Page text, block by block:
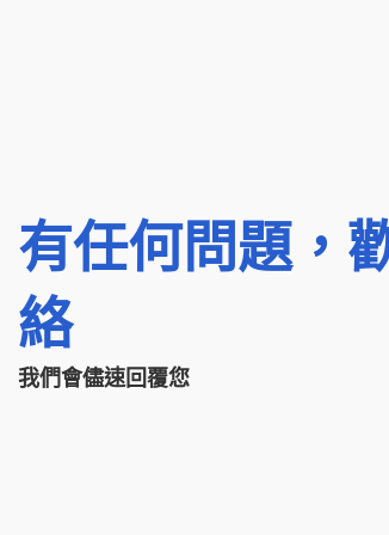
有任何問題，
絡
我們會儘速回覆您